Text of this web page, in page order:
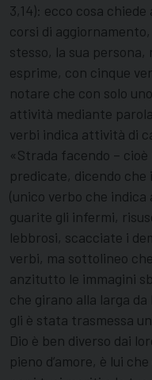
3,14): ecco cosa
corsi di
stesso, la sua persona,
esprime, con cinque
notare che con solo
attività mediante
verbi indica attività di
«Strada facendo –
predicate, dicendo che
(unico verbo che
guarite gli infermi,
lebbrosi, scacciate i
verbi, ma sottolineo
anzitutto le immagini
che girano alla larga
gli è stata trasmessa
Dio è ben diverso dai
pieno d’amore, è lui